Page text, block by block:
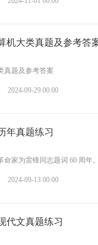
机大类真题及参考答
真题及参考答案
2024-09-29 00:00
年真题练习
2024-09-13 00:00
代文真题练习